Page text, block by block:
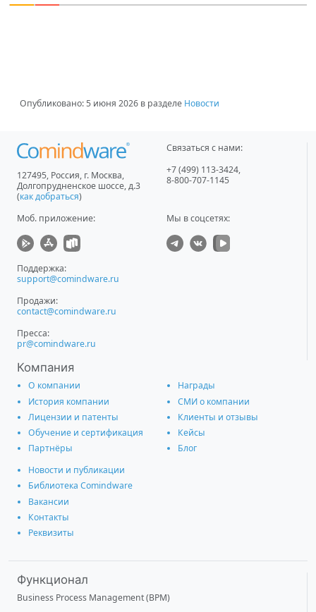
Опубликовано: 5 июня 2026 в разделе Новости
127495, Россия, г. Москва,
Долгопрудненское шоссе, д.3
(как добраться)
Связаться с нами:
+7 (499) 113-3424,
8-800-707-1145
Моб. приложение: Мы в соцсетях:
Поддержка:
support@comindware.ru
Продажи:
contact@comindware.ru
Пресса:
pr@comindware.ru
Компания
О компании
История компании
Лицензии и патенты
Обучение и сертификация
Партнёры
Награды
СМИ о компании
Клиенты и отзывы
Кейсы
Блог
Новости и публикации
Библиотека Comindware
Вакансии
Контакты
Реквизиты
Функционал
Business Process Management (BPM)